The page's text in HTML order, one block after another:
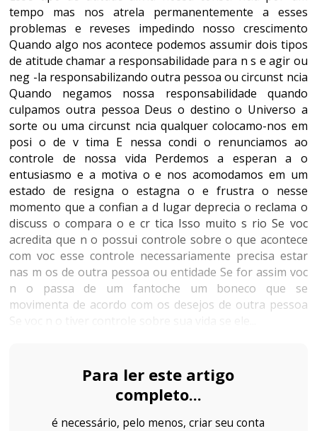
tempo mas nos atrela permanentemente a esses
problemas e reveses impedindo nosso crescimento
Quando algo nos acontece podemos assumir dois tipos
de atitude chamar a responsabilidade para n s e agir ou
neg -la responsabilizando outra pessoa ou circunst ncia
Quando negamos nossa responsabilidade quando
culpamos outra pessoa Deus o destino o Universo a
sorte ou uma circunst ncia qualquer colocamo-nos em
posi o de v tima E nessa condi o renunciamos ao
controle de nossa vida Perdemos a esperan a o
entusiasmo e a motiva o e nos acomodamos em um
estado de resigna o estagna o e frustra o nesse
momento que a confian a d lugar deprecia o reclama o
discuss o compara o e cr tica Isso muito s rio Se voc
acredita que n o possui controle sobre o que acontece
com voc esse controle necessariamente precisa estar
nas m os de outra pessoa ou entidade Se for assim voc
n o passa de um fantoche um boneco que se
movimenta de acordo com os desejos de outra pessoa
Para ler este artigo
completo...
é necessário, pelo menos, criar seu conta